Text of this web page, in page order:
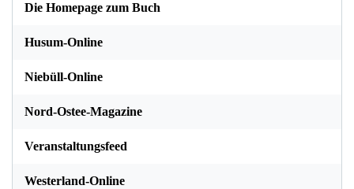
Die Homepage zum Buch
Husum-Online
Niebüll-Online
Nord-Ostee-Magazine
Veranstaltungsfeed
Westerland-Online